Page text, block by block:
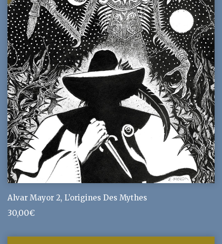
Alvar Mayor 2, L’origines Des Mythes
30,00€